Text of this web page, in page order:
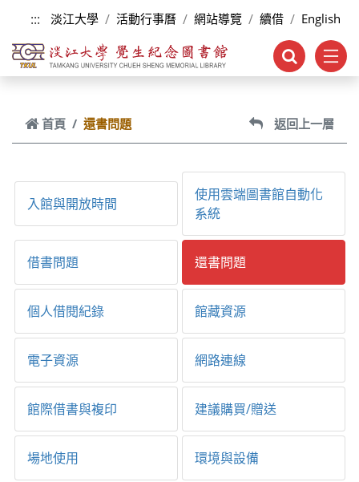
跳到主要內容
::: 淡江大學 活動行事曆 網站導覽 續借 English
首頁 還書問題 返回上一層
入館與開放時間
使用雲端圖書館自動化
系統
借書問題 還書問題
個人借閱紀錄 館藏資源
電子資源 網路連線
館際借書與複印 建議購買/贈送
場地使用 環境與設備